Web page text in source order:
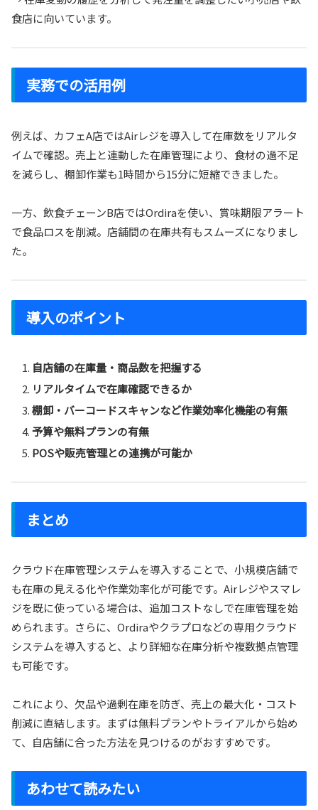
食店に向いています。
実務での活用例
例えば、カフェA店ではAirレジを導入して在庫数をリアルタ
イムで確認。売上と連動した在庫管理により、食材の過不足
を減らし、棚卸作業も1時間から15分に短縮できました。
一方、飲食チェーンB店ではOrdiraを使い、賞味期限アラート
で食品ロスを削減。店舗間の在庫共有もスムーズになりまし
た。
導入のポイント
自店舗の在庫量・商品数を把握する
リアルタイムで在庫確認できるか
棚卸・バーコードスキャンなど作業効率化機能の有無
予算や無料プランの有無
POSや販売管理との連携が可能か
まとめ
クラウド在庫管理システムを導入することで、小規模店舗で
も在庫の見える化や作業効率化が可能です。Airレジやスマレ
ジを既に使っている場合は、追加コストなしで在庫管理を始
められます。さらに、Ordiraやクラプロなどの専用クラウド
システムを導入すると、より詳細な在庫分析や複数拠点管理
も可能です。
これにより、欠品や過剰在庫を防ぎ、売上の最大化・コスト
削減に直結します。まずは無料プランやトライアルから始め
て、自店舗に合った方法を見つけるのがおすすめです。
あわせて読みたい